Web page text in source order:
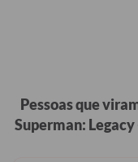
Pessoas que
Superman: